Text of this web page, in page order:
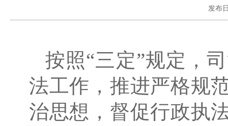
发布
按照“三定”规定，
法工作，推进严格规
治思想，督促行政执